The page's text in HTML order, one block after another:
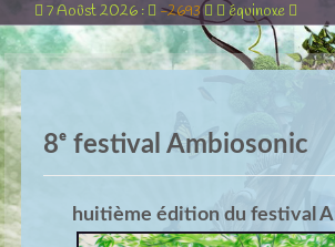
7 Aoûst 2026 : -2693 équinoxe
8ᵉ festival Ambiosonic
huitième édition du festival